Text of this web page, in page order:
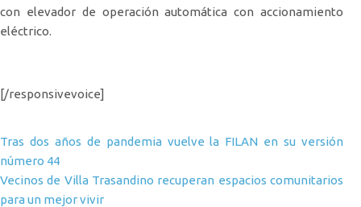
con elevador de operación automática con accionamiento
eléctrico.
[/responsivevoice]
Navegación de entradas
Tras dos años de pandemia vuelve la FILAN en su versión
número 44
Vecinos de Villa Trasandino recuperan espacios comunitarios
para un mejor vivir